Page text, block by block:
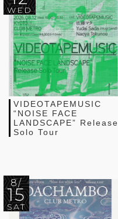
WED
VIDEOTAPEMUSIC
“NOISE FACE
LANDSCAPE” Release
Solo Tour
8/
15
SAT